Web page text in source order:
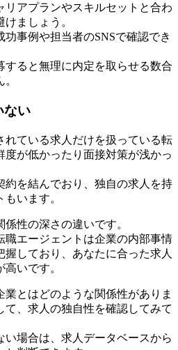
リアプランやスキルセットと合わ
ましょう。
事例や担当者のSNSで確認でき
すると無理に内定を取らせる数合
ない
れている求人だけを扱っている転
が低かったり面接対策が浅かっ
約を結んでおり、独自の求人を持
います。
性の深さの違いです。
職エージェントは企業の内部事情
しており、あなたに合った求人
いです。
とはどのような関係性がありま
、求人の独自性を確認してみて
い場合は、求人データベースから